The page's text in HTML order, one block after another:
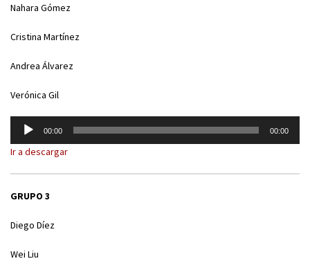
Nahara Gómez
Cristina Martínez
Andrea Álvarez
Verónica Gil
Reproductor
audio
00:00 00:00
Ir a descargar
GRUPO 3
Diego Díez
Wei Liu